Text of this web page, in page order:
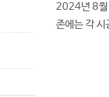
2024년 8월
존에는 각 시